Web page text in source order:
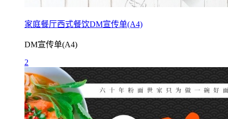
家庭餐厅西式餐饮DM宣传单(A4)
DM宣传单(A4)
2